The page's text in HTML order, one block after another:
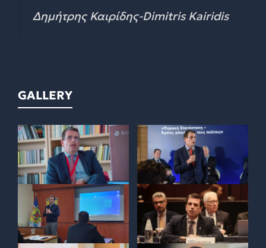
Δημήτρης Καιρίδης-Dimitris Kairidis
GALLERY